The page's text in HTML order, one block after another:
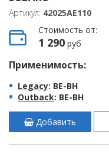
Артикул: 42025AE110
Стоимость от:
1 290 руб
Применимость:
Legacy: BE-BH
Outback: BE-BH
Добавить